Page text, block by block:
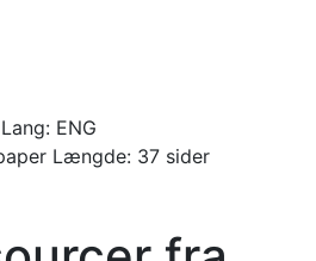
Lang: ENG
Længde: 37 sider